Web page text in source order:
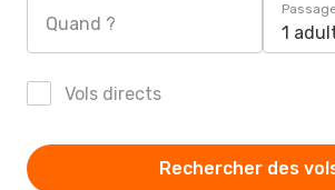
Quand ? 1
Vols directs
Rechercher des